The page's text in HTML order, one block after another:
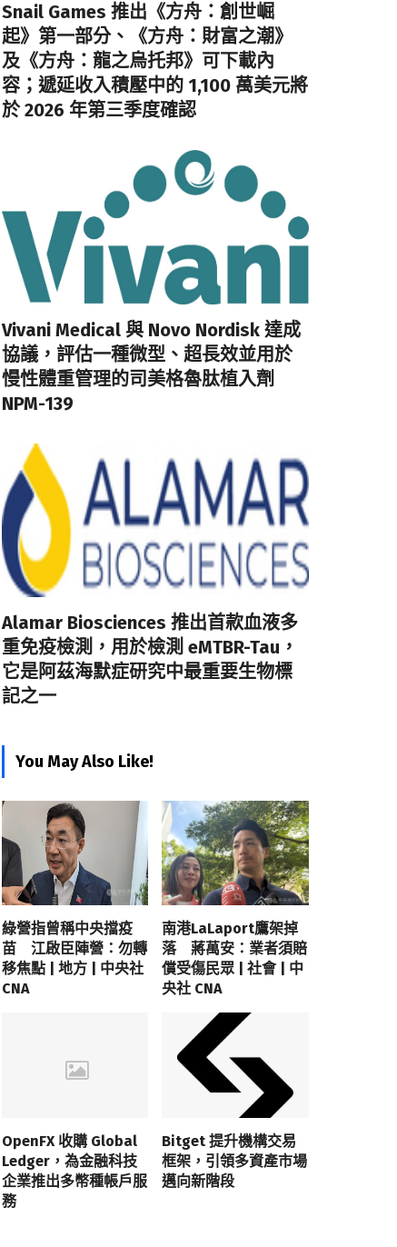
Snail Games 推出《方舟：創世崛
起》第一部分、《方舟：財富之潮》
及《方舟：龍之烏托邦》可下載內
容；遞延收入積壓中的 1,100 萬美元將
於 2026 年第三季度確認
Vivani Medical 與 Novo Nordisk 達成
協議，評估一種微型、超長效並用於
慢性體重管理的司美格魯肽植入劑
NPM-139
Alamar Biosciences 推出首款血液多
重免疫檢測，用於檢測 eMTBR-Tau，
它是阿茲海默症研究中最重要生物標
記之一
You May Also Like!
綠營指曾稱中央擋疫
苗 江啟臣陣營：勿轉
移焦點 | 地方 | 中央社
CNA
南港LaLaport鷹架掉
落 蔣萬安：業者須賠
償受傷民眾 | 社會 | 中
央社 CNA
OpenFX 收購 Global
Ledger，為金融科技
企業推出多幣種帳戶服
務
Bitget 提升機構交易
框架，引領多資產市場
邁向新階段